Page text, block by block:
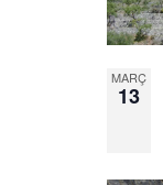
MARÇ
13